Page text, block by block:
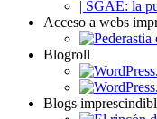
| SGAE: la
Acceso a webs
Blogroll
Blogs